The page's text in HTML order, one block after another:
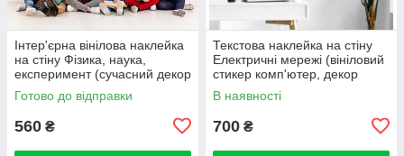
Інтер'єрна вінілова наклейка
на стіну Фізика, наука,
експеримент (сучасний декор
в кабінет фізики нуш)
Готово до відправки
560 ₴
Текстова наклейка на стіну
Електричні мережі (вініловий
стикер комп'ютер, декор
офісу)
В наявності
700 ₴